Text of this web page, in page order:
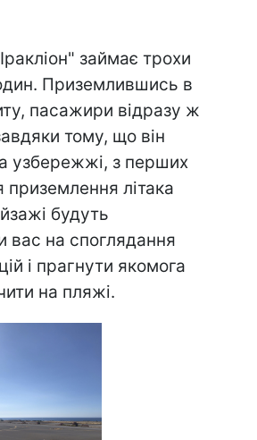
займає трохи
Приземлившись в
пасажири відразу ж
тому, що він
узбережжі, з перших
приземлення літака
будуть
вас на споглядання
і прагнути якомога
на пляжі.